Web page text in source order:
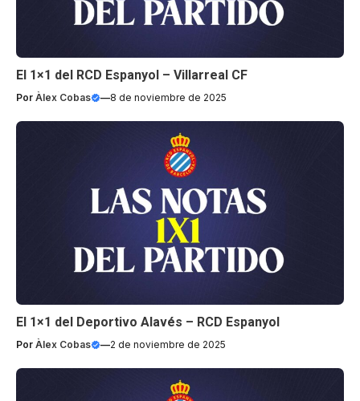
El 1×1 del RCD Espanyol – Villarreal CF
Por Àlex Cobas —8 de noviembre de 2025
El 1×1 del Deportivo Alavés – RCD Espanyol
Por Àlex Cobas —2 de noviembre de 2025